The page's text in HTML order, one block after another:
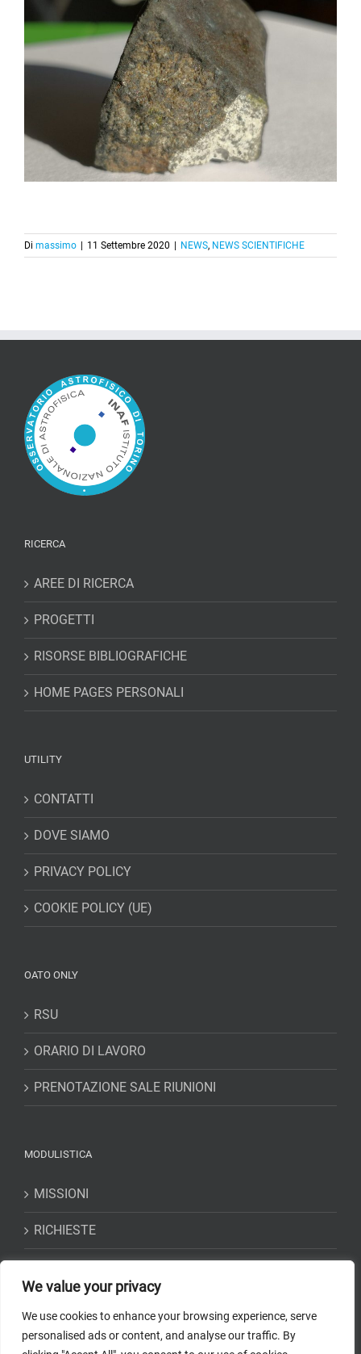
We value your privacy
We use cookies to enhance your browsing experience, serve
personalised ads or content, and analyse our traffic. By
Di massimo 11 Settembre 2020 NEWS, NEWS SCIENTIFICHE
RICERCA
AREE DI RICERCA
PROGETTI
RISORSE BIBLIOGRAFICHE
HOME PAGES PERSONALI
UTILITY
CONTATTI
DOVE SIAMO
PRIVACY POLICY
COOKIE POLICY (UE)
OATO ONLY
RSU
ORARIO DI LAVORO
PRENOTAZIONE SALE RIUNIONI
MODULISTICA
MISSIONI
RICHIESTE